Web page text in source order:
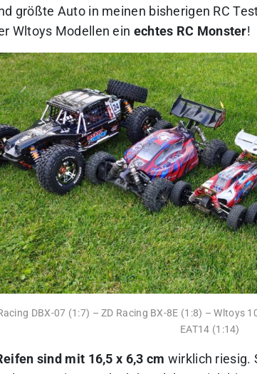
größte Auto in meinen bisherigen RC
Wltoys Modellen ein echtes RC Monster!
DBX-07 (1:7) – ZD Racing BX-8E (1:8) – Wltoys
EAT14 (1:14)
sind mit 16,5 x 6,3 cm wirklich riesig.